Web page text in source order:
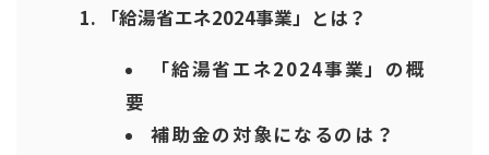
「給湯省エネ2024事業」とは？
「給湯省エネ2024事業」の概
要
補助金の対象になるのは？